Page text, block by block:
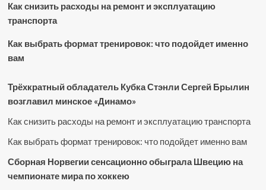
Как снизить расходы на ремонт и эксплуатацию
транспорта
Как выбрать формат тренировок: что подойдет именно
вам
Трёхкратный обладатель Кубка Стэнли Сергей Брылин
возглавил минское «Динамо»
Как снизить расходы на ремонт и эксплуатацию транспорта
Как выбрать формат тренировок: что подойдет именно вам
Сборная Норвегии сенсационно обыграла Швецию на
чемпионате мира по хоккею